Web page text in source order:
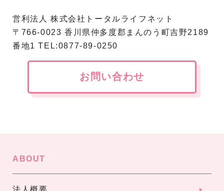
営利法人 株式会社トータルライフネット
〒766-0023 香川県仲多度郡まんのう町吉野2189
番地1 TEL:0877-89-0250
お問い合わせ
ABOUT
法人概要